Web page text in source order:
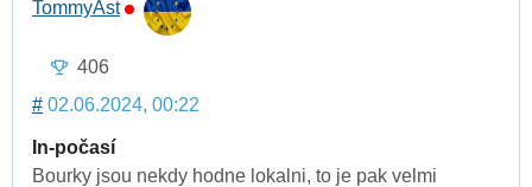
TommyAst
406
# 02.06.2024, 00:22
In-počasí
Bourky jsou nekdy hodne lokalni, to je pak velmi